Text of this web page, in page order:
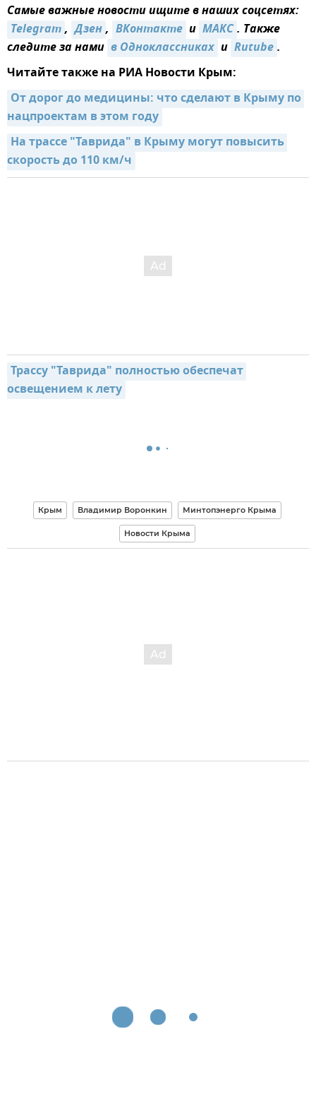
Самые важные новости ищите в наших соцсетях:
Telegram, Дзен, ВКонтакте и MAКС. Также
следите за нами в Одноклассниках и Rutube.
Читайте также на РИА Новости Крым:
От дорог до медицины: что сделают в Крыму по
нацпроектам в этом году
На трассе "Таврида" в Крыму могут повысить
скорость до 110 км/ч
Трассу "Таврида" полностью обеспечат
освещением к лету
Крым Владимир Воронкин Минтопэнерго Крыма
Новости Крыма